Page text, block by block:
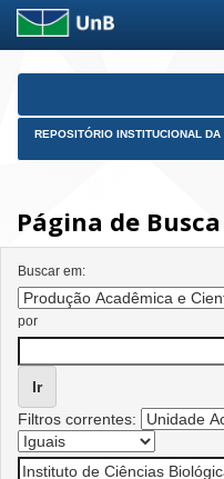
Skip
REPOSITÓRIO INSTITUCIONAL DA
Página de Busca
Buscar em:
por
Filtros correntes: